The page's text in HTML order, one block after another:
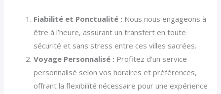
Fiabilité et Ponctualité : Nous nous engageons à
être à l’heure, assurant un transfert en toute
sécurité et sans stress entre ces villes sacrées.
Voyage Personnalisé : Profitez d’un service
personnalisé selon vos horaires et préférences,
offrant la flexibilité nécessaire pour une expérience